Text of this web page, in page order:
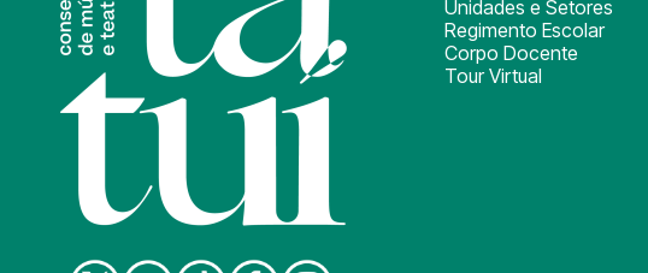
Unidades e Setores
Regimento Escolar
Corpo Docente
Tour Virtual